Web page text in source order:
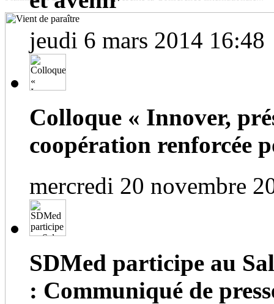
jeudi 6 mars 2014 16:48
Colloque « Innover,
coopération renforcée
mercredi 20 novembre
SDMed participe au
: Communiqué de